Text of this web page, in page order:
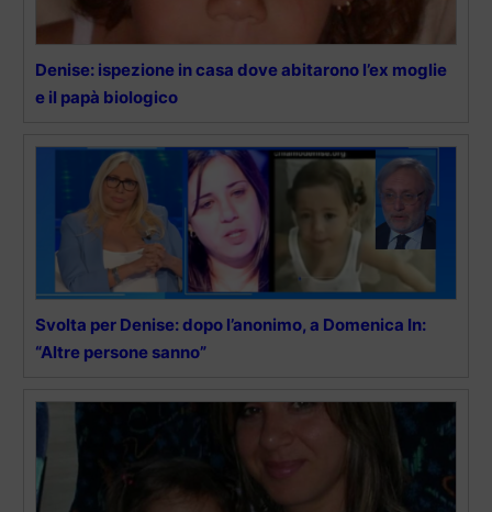
Denise: ispezione in casa dove abitarono l’ex moglie
e il papà biologico
Svolta per Denise: dopo l’anonimo, a Domenica In:
“Altre persone sanno”